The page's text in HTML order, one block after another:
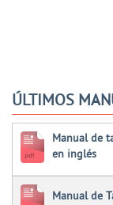
ÚLTIMOS
Manual de
en inglés
Manual de